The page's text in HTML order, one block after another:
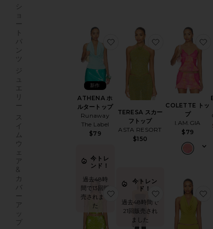
シ
ー
ト
パ
ン
ツ
ジ
ュ
エ
リ
ー
ス
イ
ム
ウ
ェ
ア
&
カ
バ
ー
ア
ッ
プ
ATHENA ホ
ルタートップ
Runaway
The Label
$79
新作
お気に入りATHENA ホルター
TERESA スカー
フトップ
ASTA RESORT
$150
お気に入り
COLETTE トッ
プ
I.AM.GIA
$79
今トレ
ンド！
過去48時
間で13回販
売されまし
た
お気に入りFALLON トップ
今トレン
ド！
過去48時間で
21回販売され
ました
お気に入り